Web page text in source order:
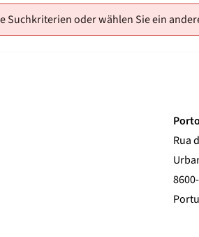
Suchkriterien oder wählen Sie ein
Rua